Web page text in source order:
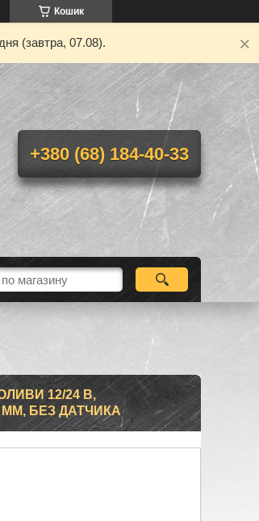
Кошик
(завтра, 07.08).
+380 (68) 184-40-33
12/24 В,
БЕЗ ДАТЧИКА